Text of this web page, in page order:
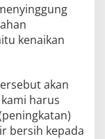
kenaikan
akan
harus
bersih kepada